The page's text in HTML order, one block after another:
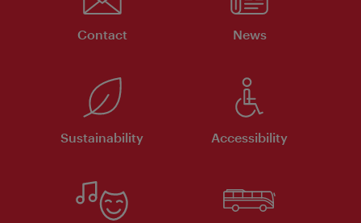
Contact News
Sustainability Accessibility